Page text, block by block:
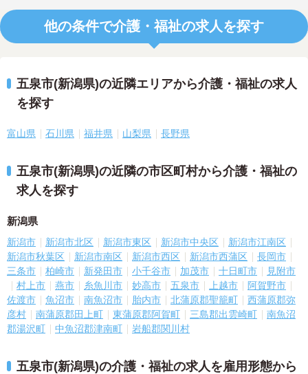
他の条件で介護・福祉の求人を探す
五泉市(新潟県)の近隣エリアから介護・福祉の求人
を探す
富山県 石川県 福井県 山梨県 長野県
五泉市(新潟県)の近隣の市区町村から介護・福祉の
求人を探す
新潟県
新潟市 新潟市北区 新潟市東区 新潟市中央区
新潟市江南区
新潟市秋葉区
新潟市南区 新潟市西区 新潟市西蒲区
長岡市
三条市
柏崎市 新発田市 小千谷市 加茂市 十日町市
見附市
村上市
燕市 糸魚川市 妙高市 五泉市 上越市
阿賀野市
佐渡市
魚沼市 南魚沼市 胎内市 北蒲原郡聖籠町
西蒲原郡弥
彦村
南蒲原郡田上町 東蒲原郡阿賀町 三島郡出雲崎町
南魚沼
郡湯沢町
中魚沼郡津南町 岩船郡関川村
五泉市(新潟県)の介護・福祉の求人を雇用形態から